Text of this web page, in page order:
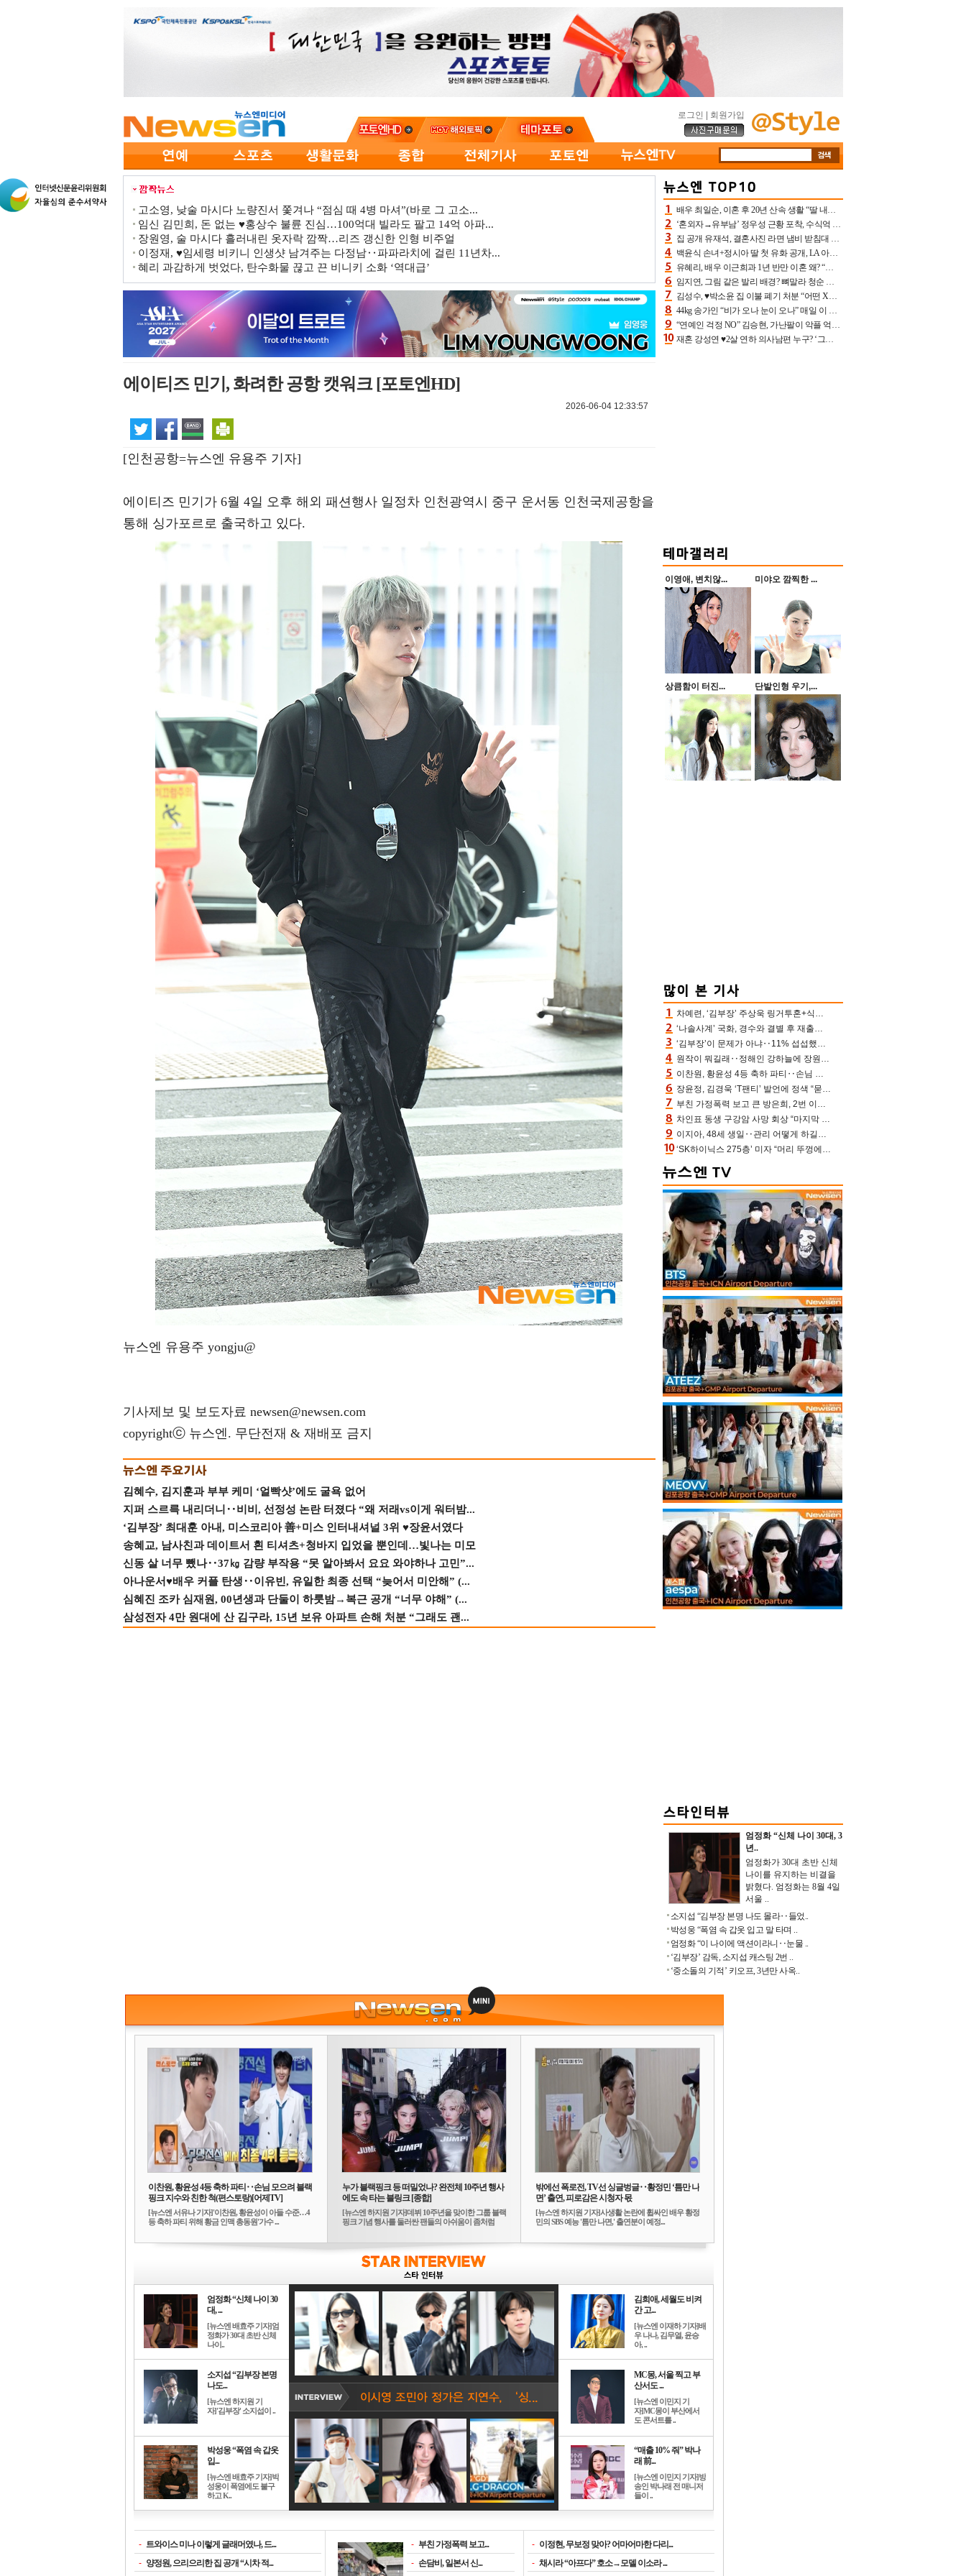
로그인 회원가입
고소영, 낮술 마시다 노량진서 쫓겨나 “점심 때 4병 마셔”(바로 그 고소...
임신 김민희, 돈 없는 ♥홍상수 불륜 진심…100억대 빌라도 팔고 14억 아파...
장원영, 술 마시다 흘러내린 옷자락 깜짝…리즈 갱신한 인형 비주얼
이정재, ♥임세령 비키니 인생샷 남겨주는 다정남‥파파라치에 걸린 11년차...
혜리 과감하게 벗었다, 탄수화물 끊고 끈 비니키 소화 ‘역대급’
에이티즈 민기, 화려한 공항 캣워크 [포토엔HD]
2026-06-04 12:33:57
[인천공항=뉴스엔 유용주 기자]
에이티즈 민기가 6월 4일 오후 해외 패션행사 일정차 인천광역시 중구 운서동 인천국제공항을
통해 싱가포르로 출국하고 있다.
뉴스엔 유용주 yongju@
기사제보 및 보도자료 newsen@newsen.com
copyrightⓒ 뉴스엔. 무단전재 & 재배포 금지
김혜수, 김지훈과 부부 케미 ‘얼빡샷’에도 굴욕 없어
지퍼 스르륵 내리더니‥비비, 선정성 논란 터졌다 “왜 저래vs이게 워터밤...
‘김부장’ 최대훈 아내, 미스코리아 善+미스 인터내셔널 3위 ♥장윤서였다
송혜교, 남사친과 데이트서 흰 티셔츠+청바지 입었을 뿐인데…빛나는 미모
신동 살 너무 뺐나‥37㎏ 감량 부작용 “못 알아봐서 요요 와야하나 고민”...
아나운서♥배우 커플 탄생‥이유빈, 유일한 최종 선택 “늦어서 미안해” (...
심혜진 조카 심재원, 00년생과 단둘이 하룻밤→복근 공개 “너무 야해” (...
삼성전자 4만 원대에 산 김구라, 15년 보유 아파트 손해 처분 “그래도 괜...
배우 최일순, 이혼 후 20년 산속 생활 “딸 내가 버렸다고 원망‥맘 아파”(특종)[어제TV]
‘혼외자→유부남’ 정우성 근황 포착, 수식억 해킹 피해 후배 만났다 “존경하는”
집 공개 유재석, 결혼사진 라면 냄비 받침대 되고 분노‥가족사진도 피해(놀뭐)[어제TV]
백윤식 손녀+정시아 딸 첫 유화 공개, LA 아트쇼→서울국제조각페스타 작가다운 수준급 실력
유혜리, 배우 이근희과 1년 반만 이혼 왜? “식칼 꽂고 의자 던져” 충격 폭로(특종)[어제TV]
임지연, 그림 같은 발리 배경? 뼈말라 청순 비키니 핏에 상대 안 되네
김성수, ♥박소윤 집 이불 폐기 처분 “어떤 X이랑 썼을지 몰라” 질투(신랑수업2)[어제TV]
44kg 송가인 “비가 오나 눈이 오나” 매일 이 운동, 허벅지 근육량 상승+체지방 감소
“연예인 걱정 NO” 김승현, 가난팔이 악플 억울할만‥아내+딸과 日 여행
재혼 강성연 ♥2살 연하 의사남편 누구? ‘그알’ 자문의에 훈남 비주얼 초엘리트 스펙 [종합]
이영애, 변치않... 미야오 깜찍한 ...
상큼함이 터진... 단발인형 우기,...
차예련, ‘김부장’ 주상욱 링거투혼+식스팩 비화 “옷 벗는데 아저씨는 안 된다고”(차장금)
‘나솔사계’ 국화, 경수와 결별 후 재출연…첫인상 3표 몰표
‘김부장’이 문제가 아냐‥11% 섭섭했던 ‘재벌X형사2’ 돈·빽 총동원해 컴백 [TV보고서]
원작이 뭐길래‥정해인 강하늘에 장원영까지 참여한 이 영화
이찬원, 황윤성 4등 축하 파티‥손님 모으려 블랙핑크 지수와 친한 척(편스토랑)[어제TV]
장윤정, 김경욱 ‘T팬티’ 발언에 정색 “묻지 않았는데, 그것도 성희롱”(장공장)
부친 가정폭력 보고 큰 방은희, 2번 이혼 후 잠수→母 고독사에 자책(특종세상)[어제TV]
차인표 동생 구강암 사망 회상 “마지막 순간 동생 손 잡아준 신애라, 두고두고 고마워” (신애라이프)
이지아, 48세 생일‥관리 어떻게 하길래 놀라운 동안 미모
‘SK하이닉스 275층’ 미자 “머리 뚜껑에서 사, 주식만 안 해도 돈 버는 것”
엄정화 “신체 나이 30대, 3
년..
엄정화가 30대 초반 신체
나이를 유지하는 비결을
밝혔다. 엄정화는 8월 4일
서울 ..
소지섭 “김부장 본명 나도 몰라‥들었..
박성웅 “폭염 속 갑옷 입고 말 타며 ..
엄정화 “이 나이에 액션이라니‥눈물 ..
‘김부장’ 감독, 소지섭 캐스팅 2번 ..
‘중소돌의 기적’ 키오프, 3년만 사옥..
이찬원, 황윤성 4등 축하 파티‥손님 모으려 블랙
핑크 지수와 친한 척(편스토랑)[어제TV]
[뉴스엔 서유나 기자]'이찬원, 황윤성이 아들 수준…4
등 축하 파티 위해 황금 인맥 총동원'가수 ...
누가 블랙핑크 등 떠밀었나? 완전체 10주년 행사
에도 속 타는 블링크 [종합]
[뉴스엔 하지원 기자]데뷔 10주년을 맞이한 그룹 블랙
핑크 기념 행사를 둘러싼 팬들의 아쉬움이 좀처럼
밖에선 폭로전, TV선 싱글벙글‥황정민 ‘틈만 나
면’ 출연, 피로감은 시청자 몫
[뉴스엔 하지원 기자]사생활 논란에 휩싸인 배우 황정
민의 SBS 예능 '틈만 나면,' 출연분이 예정...
엄정화 “신체 나이 30
대, ...
[뉴스엔 배효주 기자]엄
정화가 30대 초반 신체
나이..
소지섭 “김부장 본명
나도...
[뉴스엔 하지원 기
자]'김부장' 소지섭이 ..
박성웅 “폭염 속 갑옷
입...
[뉴스엔 배효주 기자]박
성웅이 폭염에도 불구
하고 K..
김희애, 세월도 비켜
간 고...
[뉴스엔 이재하 기자]배
우 나나, 김무열, 윤승
아, ..
MC몽, 서울 찍고 부
산서도 ...
[뉴스엔 이민지 기
자]MC몽이 부산에서
도 콘서트를 ..
“매출 10% 줘” 박나
래 前...
[뉴스엔 이민지 기자]방
송인 박나래 전 매니저
들이 ..
- 트와이스 미나 이렇게 글래머였나, 드...
- 양정원, 으리으리한 집 공개 “시차 적...
- 부친 가정폭력 보고...
- 손담비, 일본서 신...
- 이정현, 무보정 맞아? 어마어마한 다리...
- 채시라 “아프다” 호소→모델 이소라 ...